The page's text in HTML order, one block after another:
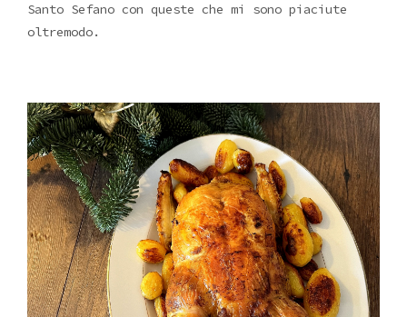
Santo Sefano con queste che mi sono piaciute
oltremodo.